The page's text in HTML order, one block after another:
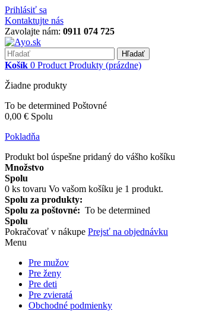
Prihlásiť sa
Kontaktujte nás
Zavolajte nám: 0911 074 725
Hľadať
Košík 0 Product Produkty (prázdne)
Žiadne produkty
To be determined Poštovné
0,00 € Spolu
Pokladňa
Produkt bol úspešne pridaný do vášho košíku
Množstvo
Spolu
0 ks tovaru Vo vašom košíku je 1 produkt.
Spolu za produkty:
Spolu za poštovné: To be determined
Spolu
Pokračovať v nákupe Prejsť na objednávku
Menu
Pre mužov
Pre ženy
Pre deti
Pre zvieratá
Obchodné podmienky